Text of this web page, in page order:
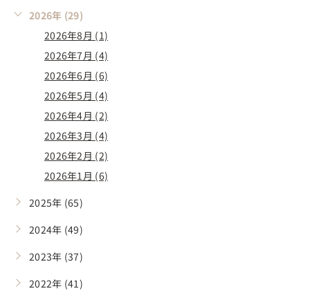
2026年 (29)
2026年8月 (1)
2026年7月 (4)
2026年6月 (6)
2026年5月 (4)
2026年4月 (2)
2026年3月 (4)
2026年2月 (2)
2026年1月 (6)
2025年 (65)
2024年 (49)
2023年 (37)
2022年 (41)